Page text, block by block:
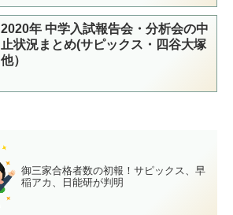
2020年 中学入試報告会・分析会の中
止状況まとめ(サピックス・四谷大塚
他）
御三家合格者数の初報！サピックス、早
稲アカ、日能研が判明